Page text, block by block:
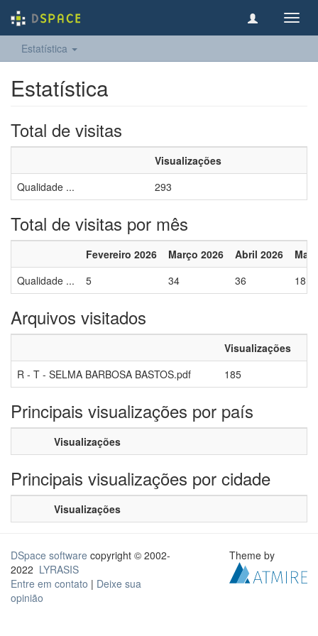
Estatística
Estatística
Total de visitas
Visualizações
Qualidade ...
293
Total de visitas por mês
Fevereiro 2026 Março 2026 Abril 2026
Qualidade ...
5 34 36 18
Arquivos visitados
Visualizações
R - T - SELMA BARBOSA BASTOS.pdf
185
Principais visualizações por país
Visualizações
Principais visualizações por cidade
Visualizações
DSpace software copyright © 2002-
2022 LYRASIS
Entre em contato | Deixe sua
opinião
Theme by